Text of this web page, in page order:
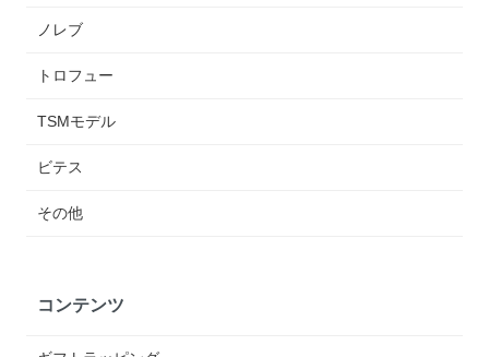
ノレブ
トロフュー
TSMモデル
ビテス
その他
コンテンツ